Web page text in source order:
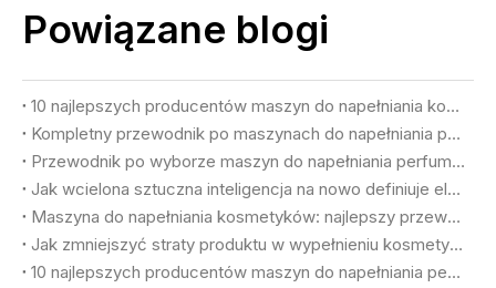
Powiązane blogi
10 najlepszych producentów maszyn do napełniania kosmetyków w USA
Kompletny przewodnik po maszynach do napełniania pasty do zębów (2026)
Przewodnik po wyborze maszyn do napełniania perfum 2026: osiągnięcie luksusowej jakości i maksymalnej wydajności
Jak wcielona sztuczna inteligencja na nowo definiuje elastyczną produkcję w fabrykach kosmetyków
Maszyna do napełniania kosmetyków: najlepszy przewodnik
Jak zmniejszyć straty produktu w wypełnieniu kosmetycznym
10 najlepszych producentów maszyn do napełniania perfum w Turcji